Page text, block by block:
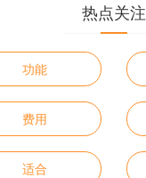
热点关注
功能
费用
适合